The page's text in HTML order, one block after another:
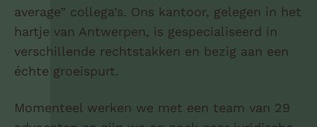
average” collega’s. Ons kantoor, gelegen in het
hartje van Antwerpen, is gespecialiseerd in
verschillende rechtstakken en bezig aan een
échte groeispurt.
Momenteel werken we met een team van 29